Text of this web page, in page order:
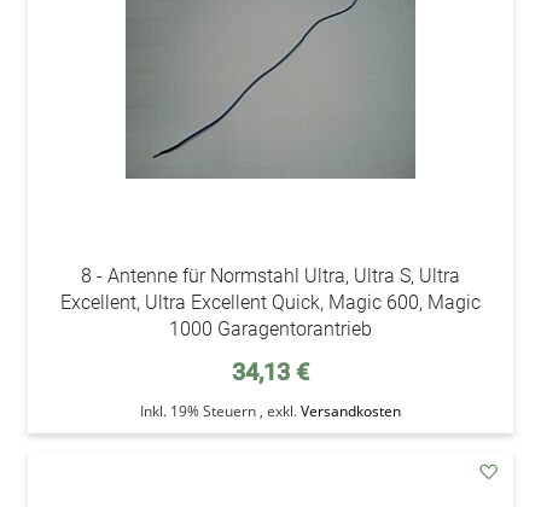
8 - Antenne für Normstahl Ultra, Ultra S, Ultra
Excellent, Ultra Excellent Quick, Magic 600, Magic
1000 Garagentorantrieb
34,13 €
Inkl. 19% Steuern , exkl.Versandkosten